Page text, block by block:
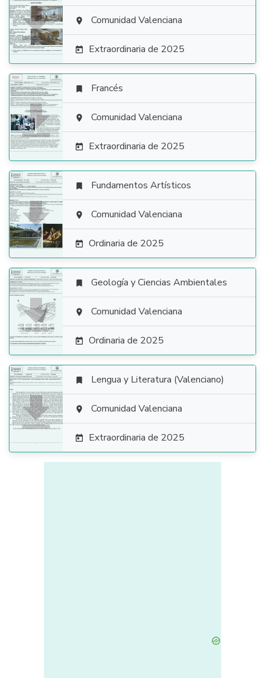
  Comunidad Valenciana
 Extraordinaria de 2025

 Francés
 Comunidad Valenciana
 Extraordinaria de 2025

 Fundamentos Artísticos
 Comunidad Valenciana
 Ordinaria de 2025

 Geología y Ciencias Ambientales
 Comunidad Valenciana
 Ordinaria de 2025

 Lengua y Literatura (Valenciano)
 Comunidad Valenciana
 Extraordinaria de 2025